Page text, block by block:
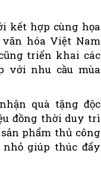
kết hợp cùng họa
hóa Việt Nam
triển khai các
với nhu cầu mùa
quà tặng độc
đồng thời duy trì
phẩm thủ công
giúp thúc đẩy